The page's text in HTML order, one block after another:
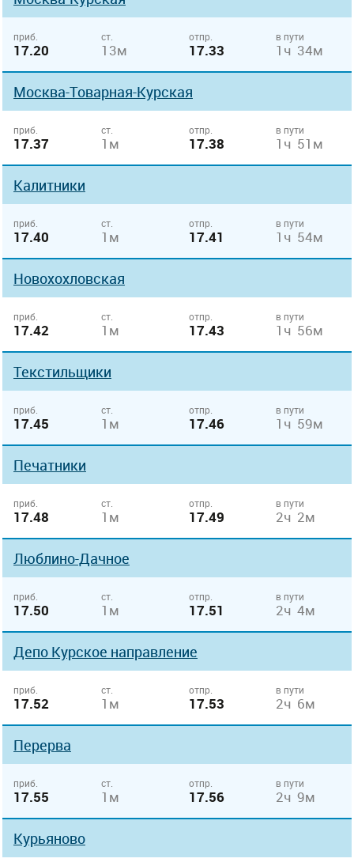
приб.
17.20
ст.
13м
отпр.
17.33
в пути
1ч 34м
Москва-Товарная-Курская
приб.
17.37
ст.
1м
отпр.
17.38
в пути
1ч 51м
Калитники
приб.
17.40
ст.
1м
отпр.
17.41
в пути
1ч 54м
Новохохловская
приб.
17.42
ст.
1м
отпр.
17.43
в пути
1ч 56м
Текстильщики
приб.
17.45
ст.
1м
отпр.
17.46
в пути
1ч 59м
Печатники
приб.
17.48
ст.
1м
отпр.
17.49
в пути
2ч 2м
Люблино-Дачное
приб.
17.50
ст.
1м
отпр.
17.51
в пути
2ч 4м
Депо Курcкое направление
приб.
17.52
ст.
1м
отпр.
17.53
в пути
2ч 6м
Перерва
приб.
17.55
ст.
1м
отпр.
17.56
в пути
2ч 9м
Курьяново